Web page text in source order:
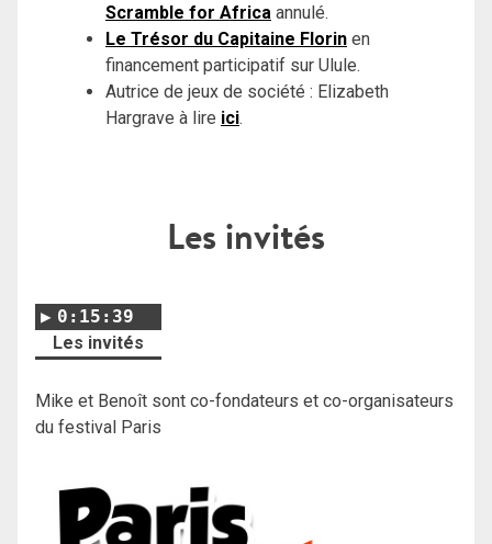
Scramble for Africa annulé.
Le Trésor du Capitaine Florin en
financement participatif sur Ulule.
Autrice de jeux de société : Elizabeth
Hargrave à lire ici.
Les invités
0:15:39
Les invités
Mike et Benoît sont co-fondateurs et co-organisateurs
du festival Paris